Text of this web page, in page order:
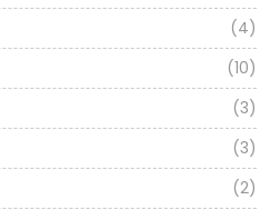
(4)
(10)
(3)
(3)
(2)